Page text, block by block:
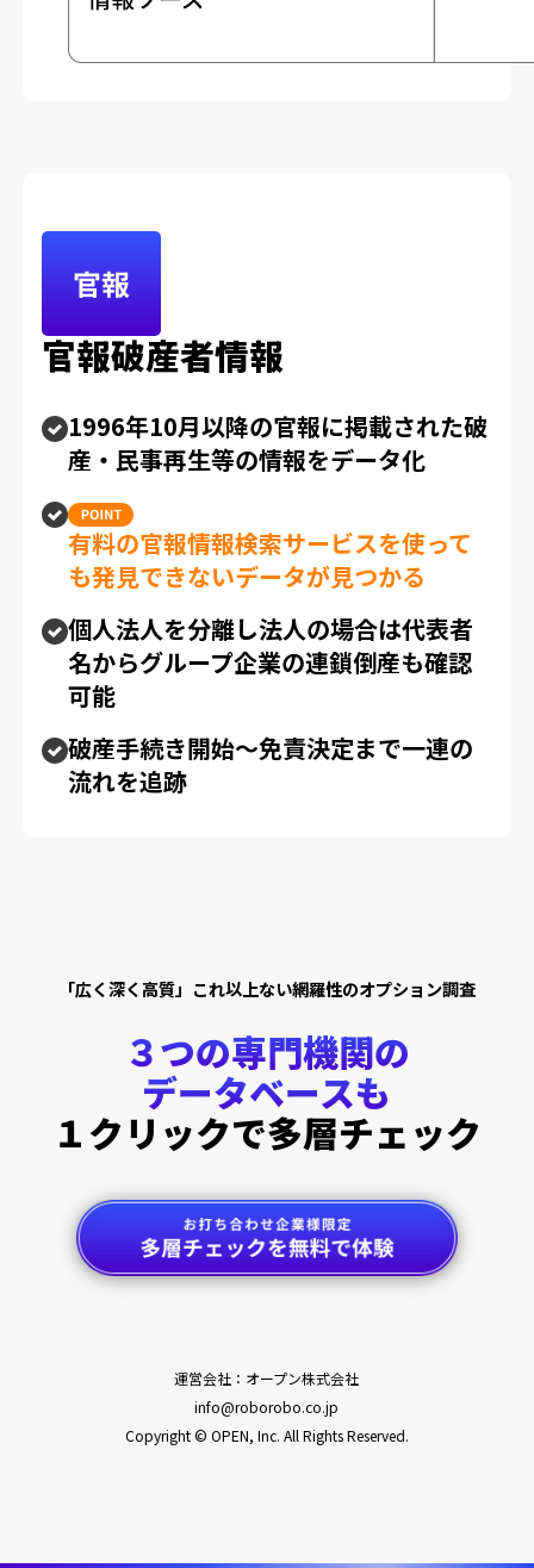
官報破産者情報
1996年10月以降の官報に掲載された破
産・民事再生等の情報をデータ化
有料の官報情報検索サービスを使って
も発見できないデータが見つかる
個人法人を分離し法人の場合は代表者
名からグループ企業の連鎖倒産も確認
可能
破産手続き開始〜免責決定まで一連の
流れを追跡
「広く深く高質」これ以上ない網羅性のオプション調査
３つの専門機関の
データベースも
１クリックで多層チェック
運営会社：オープン株式会社
info@roborobo.co.jp
Copyright © OPEN, Inc. All Rights Reserved.